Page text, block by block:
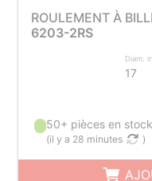
ROULEMENT À
6203-2RS
Diam.
17
50+ pièces en stock
(il y a 28 minutes )